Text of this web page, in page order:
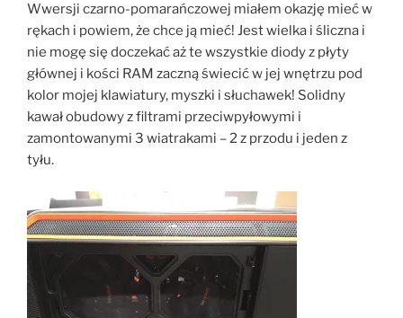
Wwersji czarno-pomarańczowej miałem okazję mieć w
rękach i powiem, że chce ją mieć! Jest wielka i śliczna i
nie mogę się doczekać aż te wszystkie diody z płyty
głównej i kości RAM zaczną świecić w jej wnętrzu pod
kolor mojej klawiatury, myszki i słuchawek! Solidny
kawał obudowy z filtrami przeciwpyłowymi i
zamontowanymi 3 wiatrakami – 2 z przodu i jeden z
tyłu.